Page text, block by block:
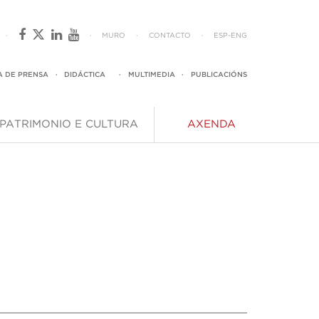
· · MURO · CONTACTO · ESP - ENG
DE PRENSA · DIDÁCTICA · MULTIMEDIA · PUBLICACIÓNS
PATRIMONIO E CULTURA AXENDA